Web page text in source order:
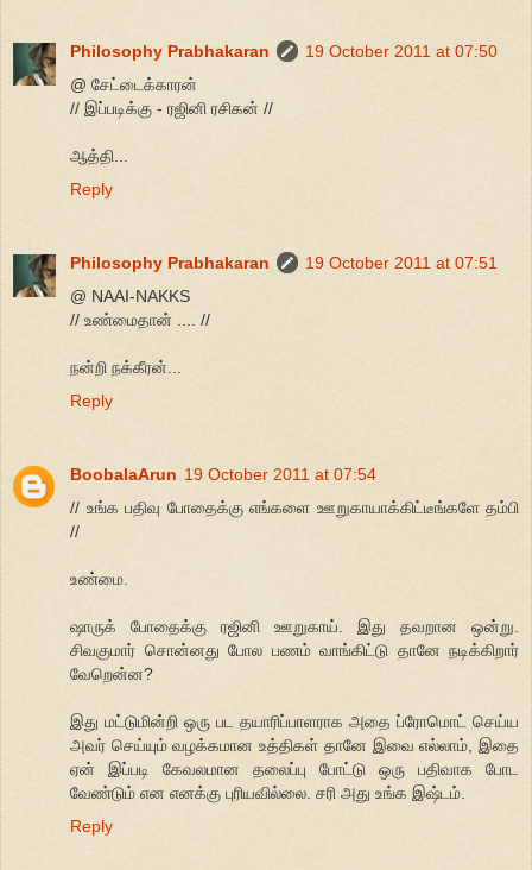
Philosophy Prabhakaran
19 October 2011 at 07:50
@ சேட்டைக்காரன்
// இப்படிக்கு - ரஜினி ரசிகன் //
ஆத்தி...
Reply
Philosophy Prabhakaran
19 October 2011 at 07:51
@ NAAI-NAKKS
// உண்மைதான் .... //
நன்றி நக்கீரன்...
Reply
BoobalaArun 19 October 2011 at 07:54
// உங்க பதிவு போதைக்கு எங்களை ஊறுகாயாக்கிட்டீங்களே தம்பி
//
உண்மை.
ஷாருக் போதைக்கு ரஜினி ஊறுகாய். இது தவறான ஒன்று.
சிவகுமார் சொன்னது போல பணம் வாங்கிட்டு தானே நடிக்கிறார்
வேறென்ன?
இது மட்டுமின்றி ஒரு பட தயாரிப்பாளராக அதை ப்ரோமொட் செய்ய
அவர் செய்யும் வழக்கமான உத்திகள் தானே இவை எல்லாம், இதை
ஏன் இப்படி கேவலமான தலைப்பு போட்டு ஒரு பதிவாக போட
வேண்டும் என எனக்கு புரியவில்லை. சரி அது உங்க இஷ்டம்.
Reply